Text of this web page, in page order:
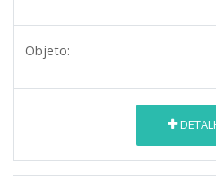
Objeto: